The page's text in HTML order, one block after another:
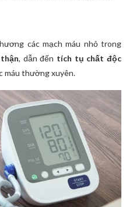
các mạch máu nhỏ trong
, dẫn đến tích tụ chất độc
máu thường xuyên.